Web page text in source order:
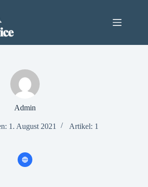
Admin
1. August 2021 Artikel: 1